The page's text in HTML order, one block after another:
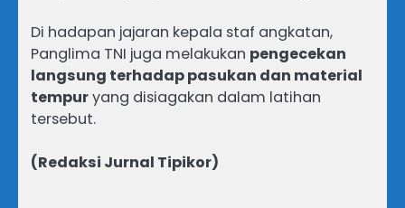
Di hadapan jajaran kepala staf angkatan,
Panglima TNI juga melakukan pengecekan
langsung terhadap pasukan dan material
tempuryang disiagakan dalam latihan
tersebut.
(Redaksi Jurnal Tipikor)